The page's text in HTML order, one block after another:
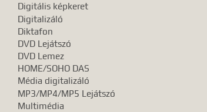
Digitális képkeret
Digitalizáló
Diktafon
DVD Lejátszó
DVD Lemez
HOME/SOHO DAS
Média digitalizáló
MP3/MP4/MP5 Lejátszó
Multimédia